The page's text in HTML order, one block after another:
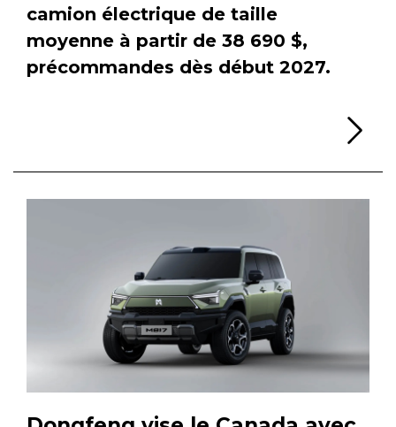
camion électrique de taille
moyenne à partir de 38 690 $,
précommandes dès début 2027.